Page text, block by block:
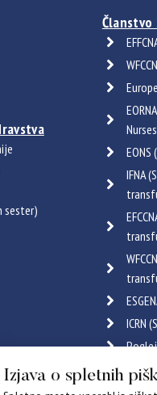
sester)
IFNA
ICRN
Certifikati
Izjava o spletnih